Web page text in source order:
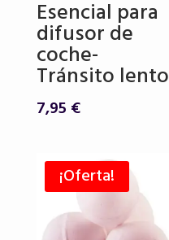
Esencial para
difusor de
coche-
Tránsito lento
7,95 €
¡Oferta!